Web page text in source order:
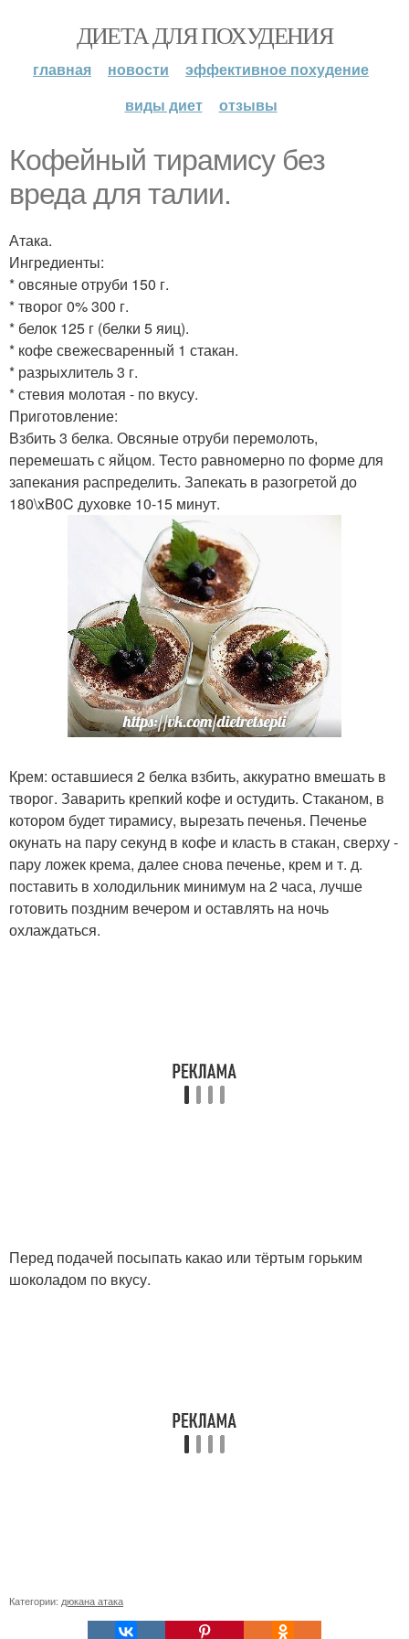
ДИЕТА ДЛЯ ПОХУДЕНИЯ
главная новости
эффективное похудение
виды диет
отзывы
Кофейный тирамису без
вреда для талии.
Атака.
Ингредиенты:
* овсяные отруби 150 г.
* творог 0% 300 г.
* белок 125 г (белки 5 яиц).
* кофе свежесваренный 1 стакан.
* разрыхлитель 3 г.
* стевия молотая - по вкусу.
Приготовление:
Взбить 3 белка. Овсяные отруби перемолоть,
перемешать с яйцом. Тесто равномерно по форме для
запекания распределить. Запекать в разогретой до
180\xB0C духовке 10-15 минут.
Крем: оставшиеся 2 белка взбить, аккуратно вмешать в
творог. Заварить крепкий кофе и остудить. Стаканом, в
котором будет тирамису, вырезать печенья. Печенье
окунать на пару секунд в кофе и класть в стакан, сверху -
пару ложек крема, далее снова печенье, крем и т. д.
поставить в холодильник минимум на 2 часа, лучше
готовить поздним вечером и оставлять на ночь
охлаждаться.
Перед подачей посыпать какао или тёртым горьким
шоколадом по вкусу.
Категории: дюкана атака